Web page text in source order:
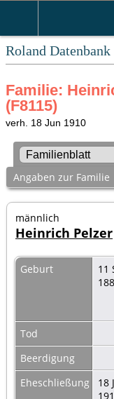
Roland Datenbank
Familie:
(F8115)
verh. 18 Jun 1910
Angaben zur Familie
männlich
Heinrich Pelzer
Geburt
11
Tod
Beerdigung
Eheschließung
18